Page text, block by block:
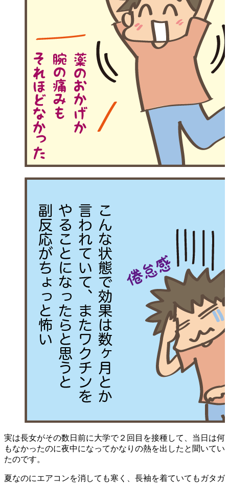
実は長女がその数日前に大学で２回目を接種して、当日は何
もなかったのに夜中になってかなりの熱を出したと聞いてい
たのです。
夏なのにエアコンを消しても寒く、長袖を着ていてもガタガ